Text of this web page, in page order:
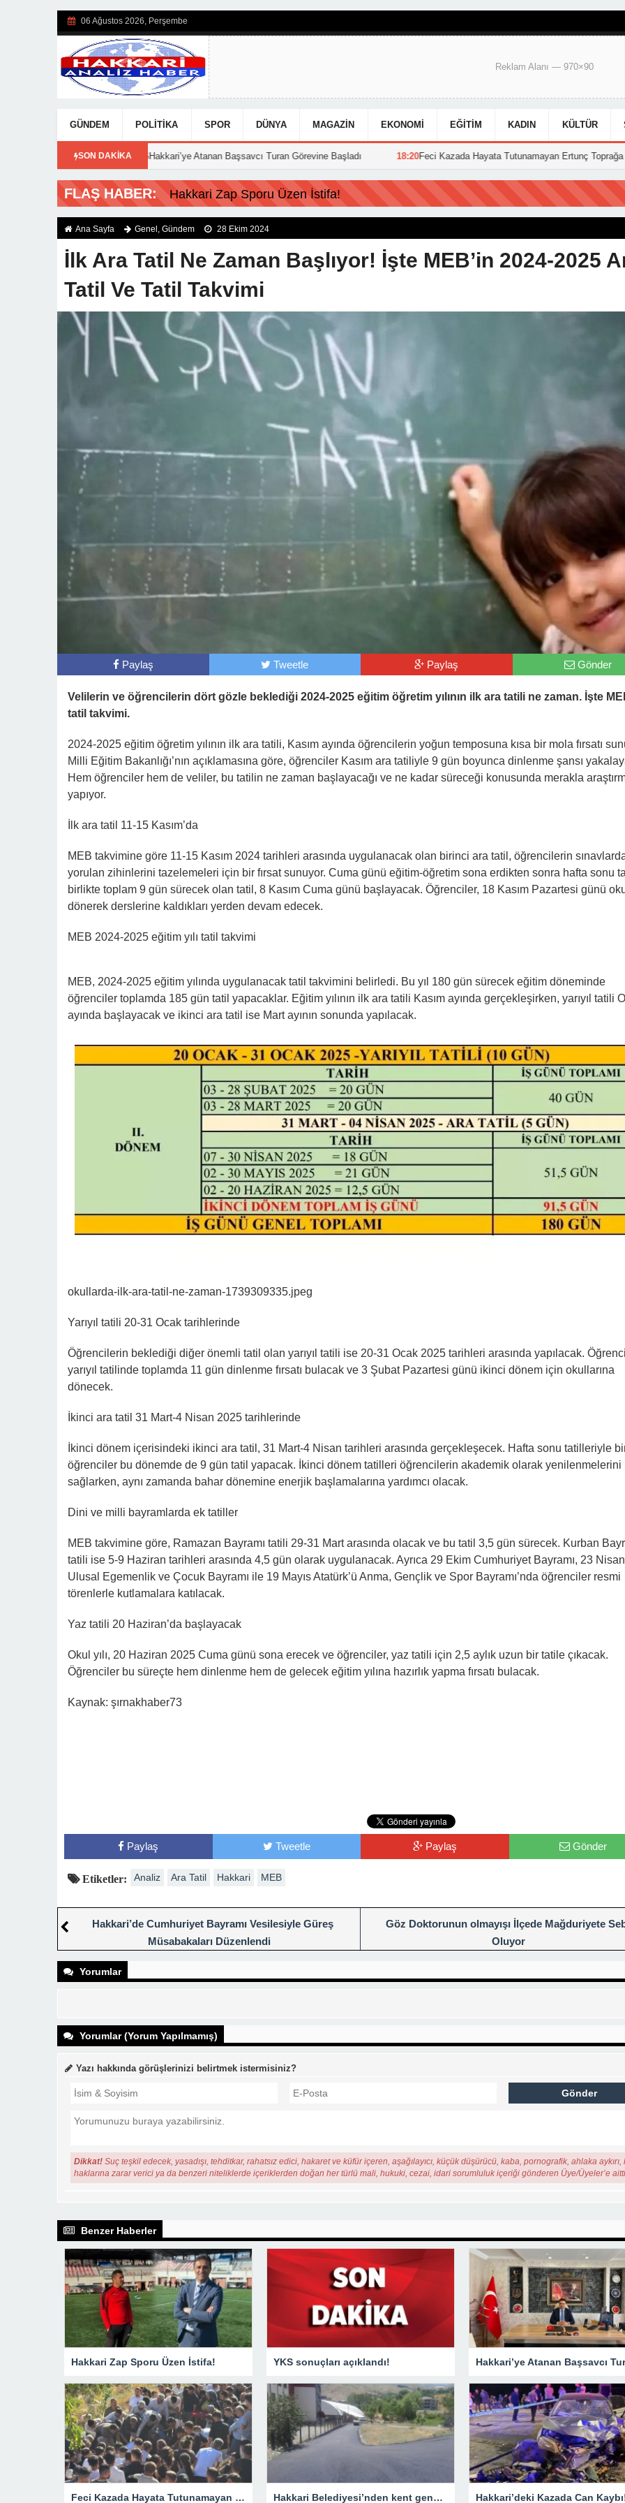
06 Ağustos 2026, Perşembe
Reklam Alanı — 970×90
GÜNDEM POLITIKA SPOR DÜNYA MAGAZIN EKONOMI EĞITIM KADIN KÜLTÜR
SON DAKİKA
Hakkari’ye Atanan Başsavcı Turan Görevine Başladı 18:20Feci Kazada Hayata Tutunamayan Ertunç Toprağa Verildi
FLAŞ HABER: Hakkari Zap Sporu Üzen İstifa!
Ana Sayfa Genel , Gündem 28 Ekim 2024
İlk Ara Tatil Ne Zaman Başlıyor! İşte MEB’in 2024-2025
Tatil Ve Tatil Takvimi
Paylaş Tweetle Paylaş Gönder
Velilerin ve öğrencilerin dört gözle beklediği 2024-2025 eğitim öğretim yılının ilk ara tatili ne zaman. İşte
tatil takvimi.
2024-2025 eğitim öğretim yılının ilk ara tatili, Kasım ayında öğrencilerin yoğun temposuna kısa bir mola fırsatı
Milli Eğitim Bakanlığı’nın açıklamasına göre, öğrenciler Kasım ara tatiliyle 9 gün boyunca dinlenme şansı
Hem öğrenciler hem de veliler, bu tatilin ne zaman başlayacağı ve ne kadar süreceği konusunda merakla
yapıyor.
İlk ara tatil 11-15 Kasım’da
MEB takvimine göre 11-15 Kasım 2024 tarihleri arasında uygulanacak olan birinci ara tatil, öğrencilerin
yorulan zihinlerini tazelemeleri için bir fırsat sunuyor. Cuma günü eğitim-öğretim sona erdikten sonra hafta sonu
birlikte toplam 9 gün sürecek olan tatil, 8 Kasım Cuma günü başlayacak. Öğrenciler, 18 Kasım Pazartesi günü
dönerek derslerine kaldıkları yerden devam edecek.
MEB 2024-2025 eğitim yılı tatil takvimi
MEB, 2024-2025 eğitim yılında uygulanacak tatil takvimini belirledi. Bu yıl 180 gün sürecek eğitim döneminde
öğrenciler toplamda 185 gün tatil yapacaklar. Eğitim yılının ilk ara tatili Kasım ayında gerçekleşirken, yarıyıl tatili
ayında başlayacak ve ikinci ara tatil ise Mart ayının sonunda yapılacak.
okullarda-ilk-ara-tatil-ne-zaman-1739309335.jpeg
Yarıyıl tatili 20-31 Ocak tarihlerinde
Öğrencilerin beklediği diğer önemli tatil olan yarıyıl tatili ise 20-31 Ocak 2025 tarihleri arasında yapılacak.
yarıyıl tatilinde toplamda 11 gün dinlenme fırsatı bulacak ve 3 Şubat Pazartesi günü ikinci dönem için okullarına
dönecek.
İkinci ara tatil 31 Mart-4 Nisan 2025 tarihlerinde
İkinci dönem içerisindeki ikinci ara tatil, 31 Mart-4 Nisan tarihleri arasında gerçekleşecek. Hafta sonu tatilleriyle
öğrenciler bu dönemde de 9 gün tatil yapacak. İkinci dönem tatilleri öğrencilerin akademik olarak yenilenmelerini
sağlarken, aynı zamanda bahar dönemine enerjik başlamalarına yardımcı olacak.
Dini ve milli bayramlarda ek tatiller
MEB takvimine göre, Ramazan Bayramı tatili 29-31 Mart arasında olacak ve bu tatil 3,5 gün sürecek. Kurban
tatili ise 5-9 Haziran tarihleri arasında 4,5 gün olarak uygulanacak. Ayrıca 29 Ekim Cumhuriyet Bayramı, 23 Nisan
Ulusal Egemenlik ve Çocuk Bayramı ile 19 Mayıs Atatürk’ü Anma, Gençlik ve Spor Bayramı’nda öğrenciler resmi
törenlerle kutlamalara katılacak.
Yaz tatili 20 Haziran’da başlayacak
Okul yılı, 20 Haziran 2025 Cuma günü sona erecek ve öğrenciler, yaz tatili için 2,5 aylık uzun bir tatile çıkacak.
Öğrenciler bu süreçte hem dinlenme hem de gelecek eğitim yılına hazırlık yapma fırsatı bulacak.
Kaynak: şırnakhaber73
Paylaş Tweetle Paylaş Gönder
Etiketler: Analiz Ara Tatil Hakkari MEB
Hakkari’de Cumhuriyet Bayramı Vesilesiyle Güreş
Müsabakaları Düzenlendi
Göz Doktorunun olmayışı İlçede Mağduriyete
Oluyor
Yorumlar
Yorumlar (Yorum Yapılmamış)
Yazı hakkında görüşlerinizi belirtmek istermisiniz?
Dikkat! Suç teşkil edecek, yasadışı, tehditkar, rahatsız edici, hakaret ve küfür içeren, aşağılayıcı, küçük düşürücü, kaba, pornografik, ahlaka aykırı,
haklarına zarar verici ya da benzeri niteliklerde içeriklerden doğan her türlü mali, hukuki, cezai, idari sorumluluk içeriği gönderen Üye/Üyeler’e
Benzer Haberler
Hakkari Zap Sporu Üzen İstifa! YKS sonuçları açıklandı!
Feci Kazada Hayata Tutunamayan Ertunç Toprağa Verildi Hakkari Belediyesi’nden kent genelinde yoğun asfalt mesaisi Hakkari’deki Kazada Can